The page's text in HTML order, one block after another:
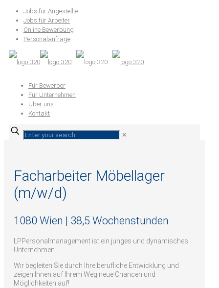
Jobs für Angestellte
Jobs für Arbeiter
Online Bewerbung
Personalanfrage
Für Bewerber
Für Unternehmen
Über uns
Kontakt
✕
Facharbeiter Möbellager
(m/w/d)
1080 Wien | 38,5 Wochenstunden
LPPersonalmanagement ist ein junges und dynamisches
Unternehmen.
Wir begleiten Sie durch Ihre berufliche Entwicklung und
zeigen Ihnen auf Ihrem Weg neue Chancen und
Möglichkeiten auf!